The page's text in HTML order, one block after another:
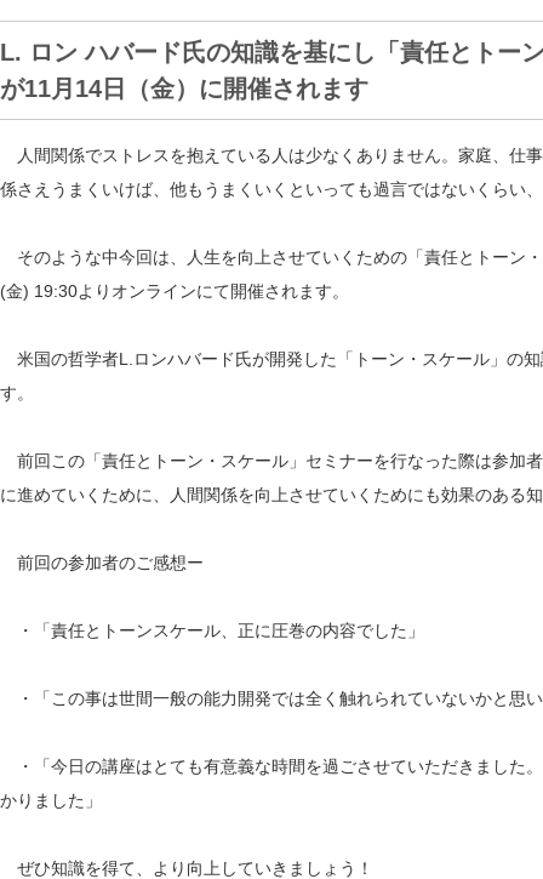
L. ロン ハバード氏の知識を基にし「責任とトー
が11月14日（金）に開催されます
人間関係でストレスを抱えている人は少なくありません。家庭、仕
係さえうまくいけば、他もうまくいくといっても過言ではないくらい
そのような中今回は、人生を向上させていくための「責任とトーン
(金) 19:30よりオンラインにて開催されます。
米国の哲学者L.ロンハバード氏が開発した「トーン・スケール」の
す。
前回この「責任とトーン・スケール」セミナーを行なった際は参加
に進めていくために、人間関係を向上させていくためにも効果のある
前回の参加者のご感想ー
・「責任とトーンスケール、正に圧巻の内容でした」
・「この事は世間一般の能力開発では全く触れられていないかと思
・「今日の講座はとても有意義な時間を過ごさせていただきました
かりました」
ぜひ知識を得て、より向上していきましょう！